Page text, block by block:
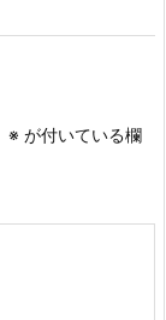
※ が付いている欄